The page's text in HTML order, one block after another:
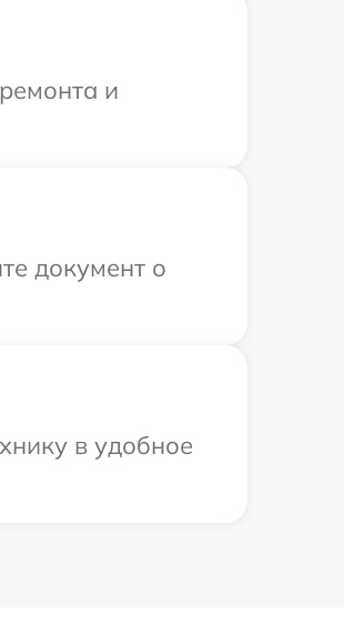
и
документ о
в удобное